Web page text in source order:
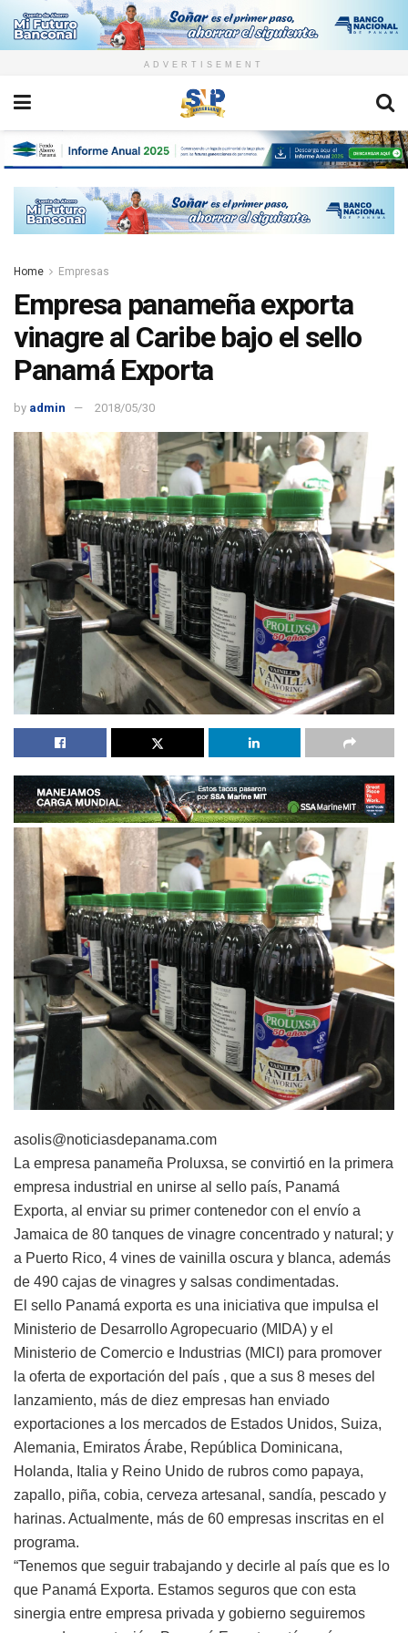
ADVERTISEMENT
Home Empresas
Empresa panameña exporta
vinagre al Caribe bajo el sello
Panamá Exporta
by admin 2018/05/30
asolis@noticiasdepanama.com
La empresa panameña Proluxsa, se convirtió en la primera
empresa industrial en unirse al sello país, Panamá
Exporta, al enviar su primer contenedor con el envío a
Jamaica de 80 tanques de vinagre concentrado y natural; y
a Puerto Rico, 4 vines de vainilla oscura y blanca, además
de 490 cajas de vinagres y salsas condimentadas.
El sello Panamá exporta es una iniciativa que impulsa el
Ministerio de Desarrollo Agropecuario (MIDA) y el
Ministerio de Comercio e Industrias (MICI) para promover
la oferta de exportación del país , que a sus 8 meses del
lanzamiento, más de diez empresas han enviado
exportaciones a los mercados de Estados Unidos, Suiza,
Alemania, Emiratos Árabe, República Dominicana,
Holanda, Italia y Reino Unido de rubros como papaya,
zapallo, piña, cobia, cerveza artesanal, sandía, pescado y
harinas. Actualmente, más de 60 empresas inscritas en el
programa.
“Tenemos que seguir trabajando y decirle al país que es lo
que Panamá Exporta. Estamos seguros que con esta
sinergia entre empresa privada y gobierno seguiremos